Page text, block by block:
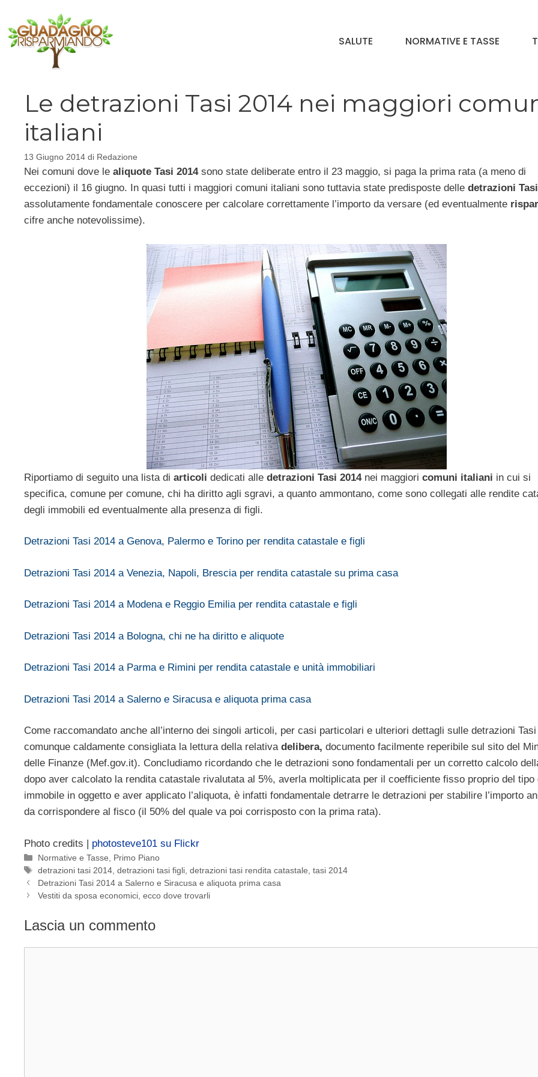
contenuto
SALUTE NORMATIVE E TASSE
Le detrazioni Tasi 2014 nei maggiori
italiani
13 Giugno 2014 di Redazione
Nei comuni dove le aliquote Tasi 2014sono state deliberate entro il 23 maggio, si paga la prima rata (a meno di
eccezioni) il 16 giugno. In quasi tutti i maggiori comuni italiani sono tuttavia state predisposte delle detrazioni Tasi
assolutamente fondamentale conoscere per calcolare correttamente l’importo da versare (ed eventualmente
cifre anche notevolissime).
Riportiamo di seguito una lista di articoli dedicati alle detrazioni Tasi 2014nei maggiori comuni italiani in cui si
specifica, comune per comune, chi ha diritto agli sgravi, a quanto ammontano, come sono collegati alle rendite
degli immobili ed eventualmente alla presenza di figli.
Detrazioni Tasi 2014 a Genova, Palermo e Torino per rendita catastale e figli
Detrazioni Tasi 2014 a Venezia, Napoli, Brescia per rendita catastale su prima casa
Detrazioni Tasi 2014 a Modena e Reggio Emilia per rendita catastale e figli
Detrazioni Tasi 2014 a Bologna, chi ne ha diritto e aliquote
Detrazioni Tasi 2014 a Parma e Rimini per rendita catastale e unità immobiliari
Detrazioni Tasi 2014 a Salerno e Siracusa e aliquota prima casa
Come raccomandato anche all’interno dei singoli articoli, per casi particolari e ulteriori dettagli sulle detrazioni
comunque caldamente consigliata la lettura della relativa delibera, documento facilmente reperibile sul sito del
delle Finanze (Mef.gov.it). Concludiamo ricordando che le detrazioni sono fondamentali per un corretto calcolo
dopo aver calcolato la rendita catastale rivalutata al 5%, averla moltiplicata per il coefficiente fisso proprio del tipo
immobile in oggetto e aver applicato l’aliquota, è infatti fondamentale detrarre le detrazioni per stabilire l’importo
da corrispondere al fisco (il 50% del quale va poi corrisposto con la prima rata).
Photo credits | photosteve101 su Flickr
Categorie
Normative e Tasse
Primo Piano
Tag
detrazioni tasi 2014 ,detrazioni tasi figli ,detrazioni tasi rendita catastale ,tasi 2014
Detrazioni Tasi 2014 a Salerno e Siracusa e aliquota prima casa
Vestiti da sposa economici, ecco dove trovarli
Lascia un commento